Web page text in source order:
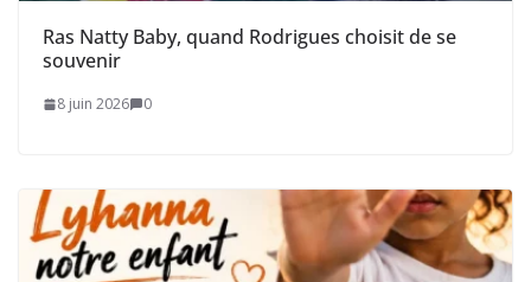
Ras Natty Baby, quand Rodrigues choisit de se
souvenir
8 juin 2026 0